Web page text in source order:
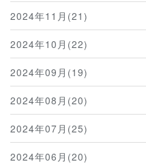
2024年11月(21)
2024年10月(22)
2024年09月(19)
2024年08月(20)
2024年07月(25)
2024年06月(20)